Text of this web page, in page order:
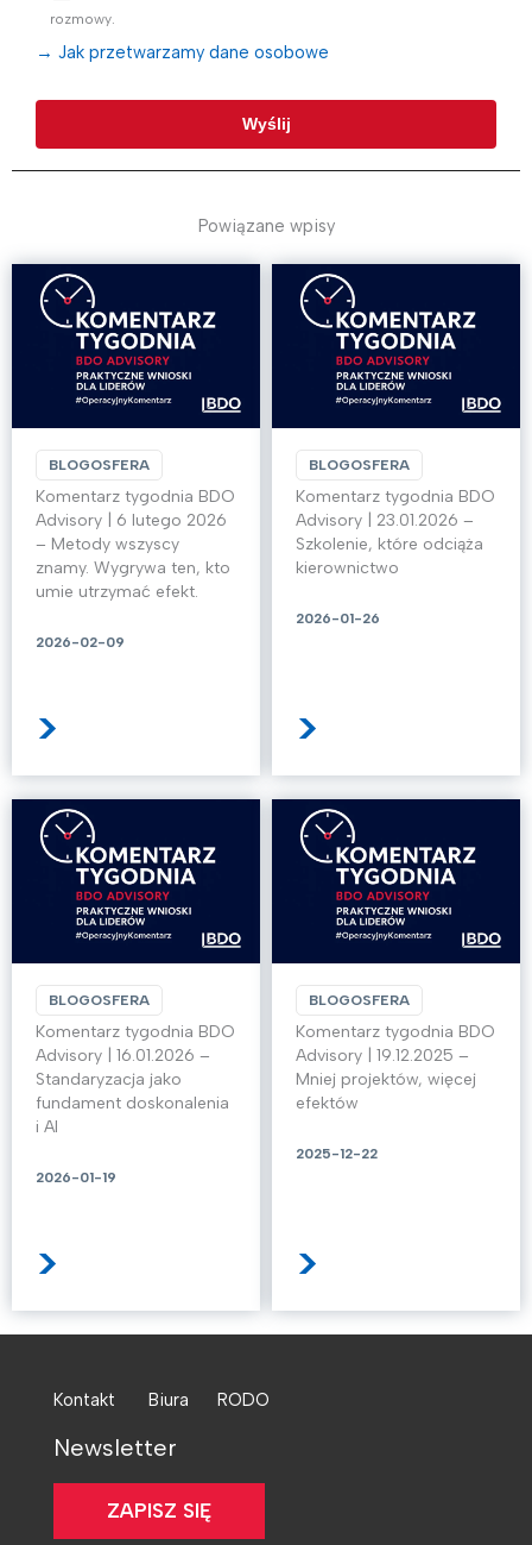
rozmowy.
→ Jak przetwarzamy dane osobowe
Powiązane wpisy
BLOGOSFERA
Komentarz tygodnia BDO
Advisory | 6 lutego 2026
– Metody wszyscy
znamy. Wygrywa ten, kto
umie utrzymać efekt.
2026-02-09
>
BLOGOSFERA
Komentarz tygodnia BDO
Advisory | 23.01.2026 –
Szkolenie, które odciąża
kierownictwo
2026-01-26
>
BLOGOSFERA
Komentarz tygodnia BDO
Advisory | 16.01.2026 –
Standaryzacja jako
fundament doskonalenia
i AI
2026-01-19
>
BLOGOSFERA
Komentarz tygodnia BDO
Advisory | 19.12.2025 –
Mniej projektów, więcej
efektów
2025-12-22
>
Kontakt Biura RODO
Newsletter
ZAPISZ SIĘ